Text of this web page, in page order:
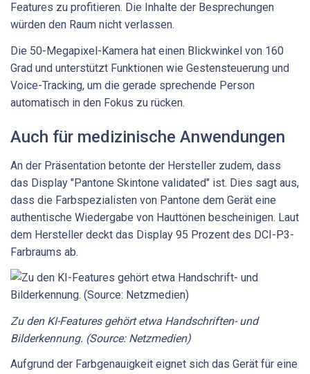
Features zu profitieren. Die Inhalte der Besprechungen
würden den Raum nicht verlassen.
Die 50-Megapixel-Kamera hat einen Blickwinkel von 160
Grad und unterstützt Funktionen wie Gestensteuerung und
Voice-Tracking, um die gerade sprechende Person
automatisch in den Fokus zu rücken.
Auch für medizinische Anwendungen
An der Präsentation betonte der Hersteller zudem, dass
das Display "Pantone Skintone validated" ist. Dies sagt aus,
dass die Farbspezialisten von Pantone dem Gerät eine
authentische Wiedergabe von Hauttönen bescheinigen. Laut
dem Hersteller deckt das Display 95 Prozent des DCI-P3-
Farbraums ab.
Zu den KI-Features gehört etwa Handschriften- und
Bilderkennung. (Source: Netzmedien)
Aufgrund der Farbgenauigkeit eignet sich das Gerät für eine